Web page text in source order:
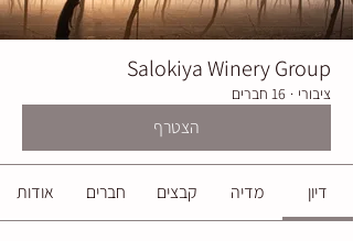
Salokiya Winery Group
ציבורי · 16 חברים
הצטרף
דיון מדיה קבצים חברים אודות